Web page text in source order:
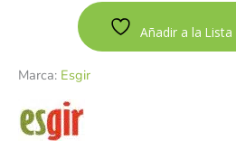
Añadir a la
Marca: Esgir